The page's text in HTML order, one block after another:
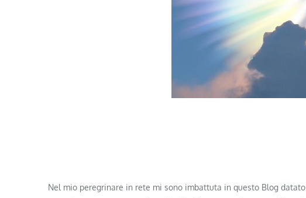
Nel mio peregrinare in rete mi sono imbattuta in questo Blog datato